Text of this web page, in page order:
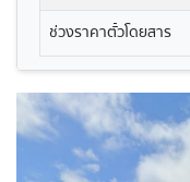
ช่วงราคาตั๋วโดยสาร